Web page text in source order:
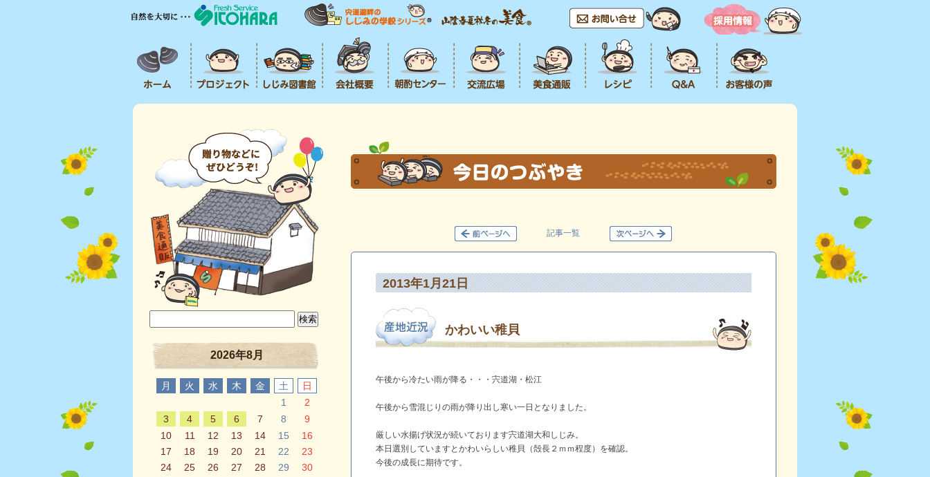
2026年8月
月 火 水 木 金 土 日
1
2
3
4 5 6 7 8
9
10
11 12 13 14 15
16
17
18 19 20 21 22
23
24
25 26 27 28 29
30
記事一覧
2013年1月21日
かわいい稚貝
午後から冷たい雨が降る・・・宍道湖・松江
午後から雪混じりの雨が降り出し寒い一日となりました。
厳しい水揚げ状況が続いております宍道湖大和しじみ。
本日選別していますとかわいらしい稚貝（殻長２ｍｍ程度）を確認。
今後の成長に期待です。